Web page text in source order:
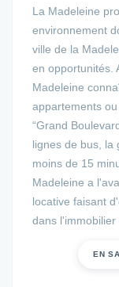
La Madeleine
environnement
ville de la
en opportunités.
Madeleine
appartements
“Grand
lignes de bus, la
moins de 15
Madeleine a
locative faisant
dans l'immobilier
EN